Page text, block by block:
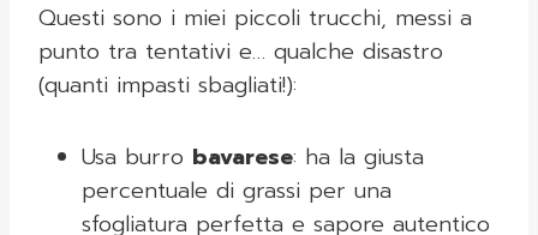
Questi sono i miei piccoli trucchi, messi a
punto tra tentativi e… qualche disastro
(quanti impasti sbagliati!):
Usa burro bavarese: ha la giusta
percentuale di grassi per una
sfogliatura perfetta e sapore autentico